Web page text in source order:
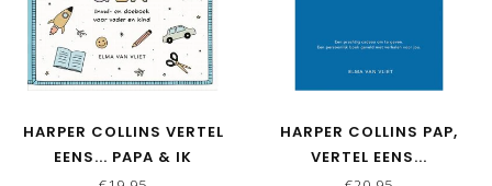
HARPER COLLINS VERTEL
EENS... PAPA & IK
HARPER COLLINS PAP,
VERTEL EENS...